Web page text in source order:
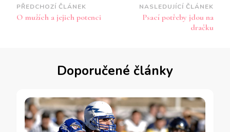
Navigace
příspěvku
PŘEDCHOZÍ ČLÁNEK
O mužích a jejich potenci
NASLEDUJÍCÍ ČLÁNEK
Psací potřeby jdou na
dračku
Doporučené články